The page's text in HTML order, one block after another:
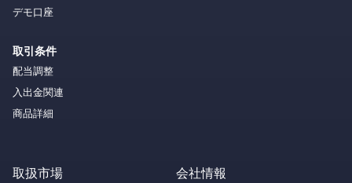
デモ口座
取引条件
配当調整
入出金関連
商品詳細
取扱市場 会社情報